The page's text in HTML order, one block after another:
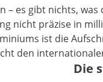
– es gibt nichts,
nicht präzise in
ist die
den
Die